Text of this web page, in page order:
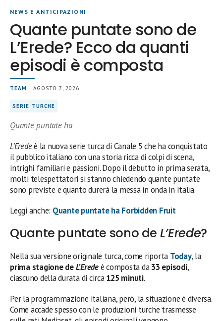
NEWS E ANTICIPAZIONI
Quante puntate sono de
L’Erede? Ecco da quanti
episodi è composta
TEAM | AGOSTO 7, 2026
SERIE TURCHE
Quante puntate ha
L’Eredeè la nuova serie turca di Canale 5 che ha conquistato
il pubblico italiano con una storia ricca di colpi di scena,
intrighi familiari e passioni. Dopo il debutto in prima serata,
molti telespettatori si stanno chiedendo quante puntate
sono previste e quanto durerà la messa in onda in Italia.
Leggi anche: Quante puntate ha Forbidden Fruit
Quante puntate sono de L’Erede?
Nella sua versione originale turca, come riporta Today, la
prima stagione deL’Eredeè composta da33 episodi,
ciascuno della durata di circa125 minuti.
Per la programmazione italiana, però, la situazione è diversa.
Come accade spesso con le produzioni turche trasmesse